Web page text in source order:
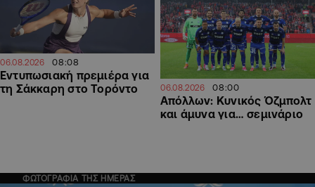
06.08.2026 08:08
Εντυπωσιακή πρεμιέρα για
τη Σάκκαρη στο Τορόντο
06.08.2026 08:00
Απόλλων: Κυνικός Όζμπολτ
και άμυνα για… σεμινάριο
ΦΩΤΟΓΡΑΦΙΑ ΤΗΣ ΗΜΕΡΑΣ